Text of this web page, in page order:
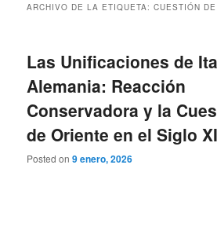
ARCHIVO DE LA ETIQUETA:CUESTIÓN
Las Unificaciones de
Alemania: Reacción
Conservadora y la
de Oriente en el Siglo
Posted on9 enero, 2026